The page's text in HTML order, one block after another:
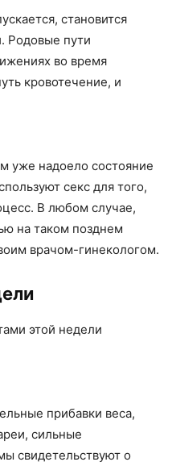
становится
Родовые пути
во время
кровотечение, и
уже надоело состояние
секс для того,
В любом случае,
на таком позднем
врачом-гинекологом.
этой недели
прибавки веса,
сильные
свидетельствуют о